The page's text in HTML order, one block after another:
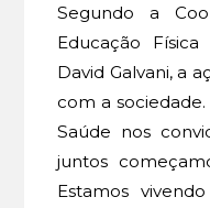
Segundo a
Educação
David Galvani, a
com a
Saúde nos
juntos
Estamos